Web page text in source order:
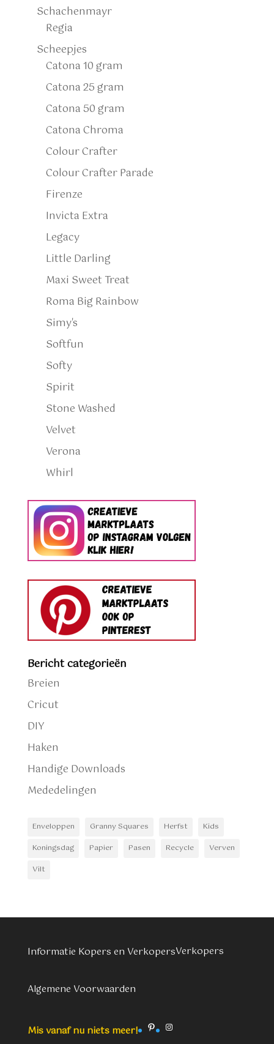
Schachenmayr
Regia
Scheepjes
Catona 10 gram
Catona 25 gram
Catona 50 gram
Catona Chroma
Colour Crafter
Colour Crafter Parade
Firenze
Invicta Extra
Legacy
Little Darling
Maxi Sweet Treat
Roma Big Rainbow
Simy's
Softfun
Softy
Spirit
Stone Washed
Velvet
Verona
Whirl
Bericht categorieën
Breien
Cricut
DIY
Haken
Handige Downloads
Mededelingen
Enveloppen Granny Squares Herfst
Kids
Koningsdag
Papier Pasen Recycle
Verven
Vilt
Informatie Kopers en VerkopersVerkopers
Algemene Voorwaarden
Mis vanaf nu niets meer! PinterestInstagram